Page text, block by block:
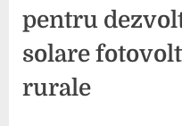
pentru
solare
rurale